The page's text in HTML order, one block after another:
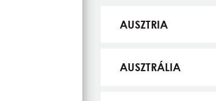
AUSZTRIA
AUSZTRÁLIA